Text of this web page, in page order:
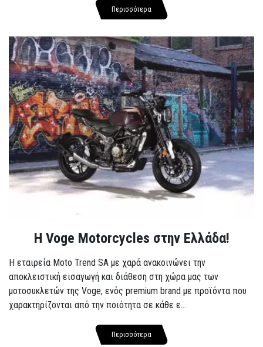
Περισσότερα
H Voge Motorcycles στην Ελλάδα!
Η εταιρεία Moto Trend SA με χαρά ανακοινώνει την
αποκλειστική εισαγωγή και διάθεση στη χώρα μας των
μοτοσυκλετών της Voge, ενός premium brand με προϊόντα που
χαρακτηρίζονται από την ποιότητα σε κάθε ε...
Περισσότερα